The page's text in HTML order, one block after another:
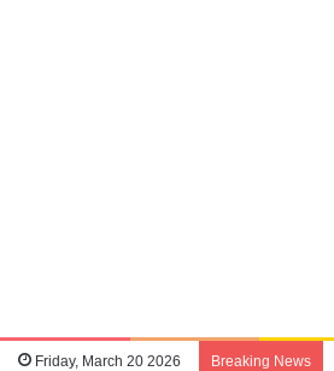
Friday, March 20 2026 Breaking News